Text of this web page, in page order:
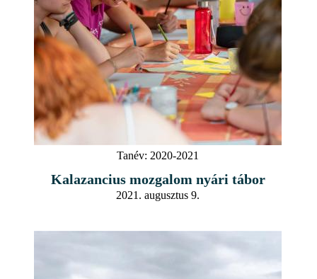
Tanév: 2020-2021
Kalazancius mozgalom nyári tábor
2021. augusztus 9.